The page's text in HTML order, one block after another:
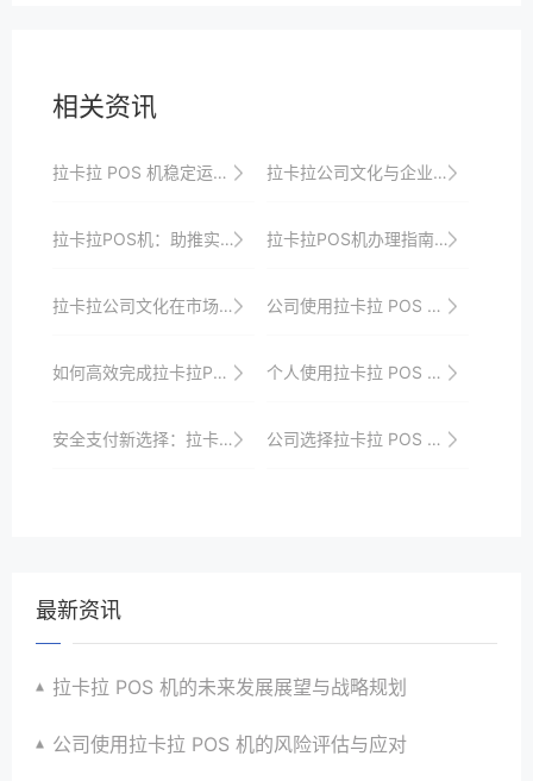
相关资讯
拉卡拉 POS 机稳定运行的关键因素 拉卡拉公司文化与企业价值观的传承
拉卡拉POS机：助推实体经济的发展 拉卡拉POS机办理指南：解锁商业支付新选择
拉卡拉公司文化在市场竞争中的独特优势 公司使用拉卡拉 POS 机的战略规划
如何高效完成拉卡拉POS机的申请与安装 个人使用拉卡拉 POS 机的理财建议
安全支付新选择：拉卡拉POS机申请指南 公司选择拉卡拉 POS 机的战略决策因素
最新资讯
拉卡拉 POS 机的未来发展展望与战略规划
公司使用拉卡拉 POS 机的风险评估与应对